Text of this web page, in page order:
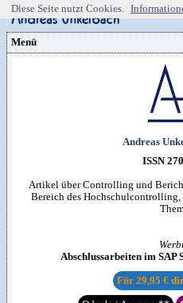
Menü
Windows (40)
RSS-Feed
Workshop & Seminar
VG Wort
Amazon Shopseite
Impressum&Datenschutzerklärung
Andreas
ISSN
Artikel über Controlling und
Bereich des Hochschulcontrolling,
Abschlussarbeiten im
Für 29,95 €
Diese Seite nutzt Cookies.